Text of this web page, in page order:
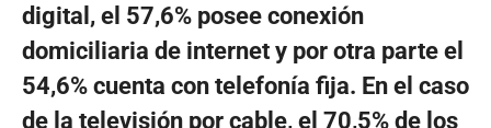
digital, el 57,6% posee conexión
domiciliaria de internet y por otra parte el
54,6% cuenta con telefonía fija. En el caso
de la televisión por cable, el 70,5% de los